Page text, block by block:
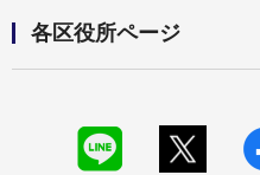
各区役所ページ